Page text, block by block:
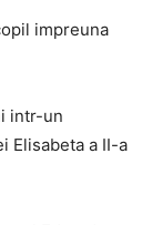
impreuna
intr-un
Elisabeta a II-a